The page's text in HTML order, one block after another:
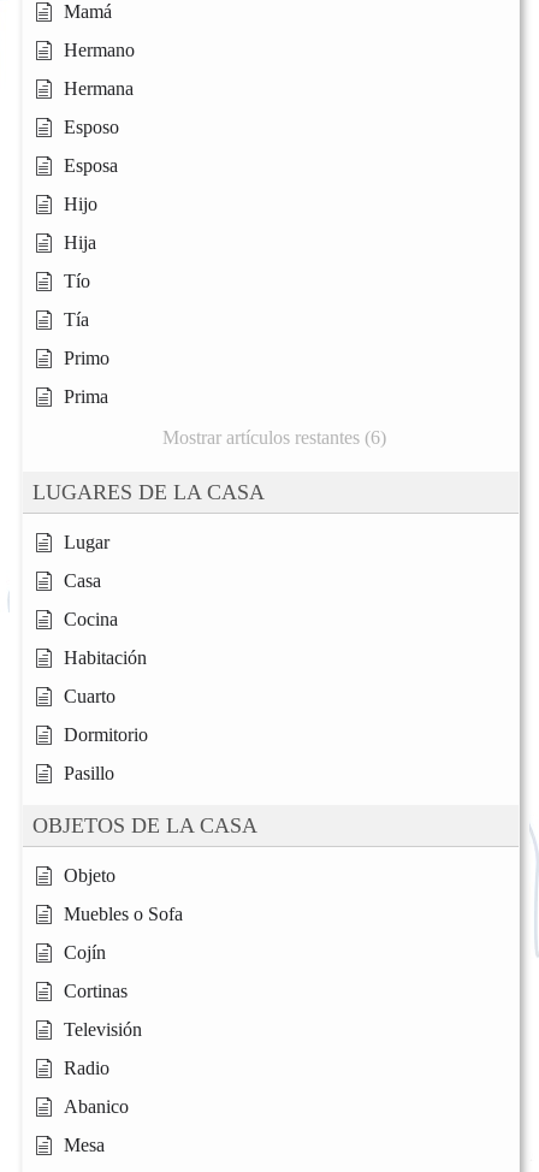
Mamá
Hermano
Hermana
Esposo
Esposa
Hijo
Hija
Tío
Tía
Primo
Prima
Mostrar artículos restantes (6)
LUGARES DE LA CASA
Lugar
Casa
Cocina
Habitación
Cuarto
Dormitorio
Pasillo
OBJETOS DE LA CASA
Objeto
Muebles o Sofa
Cojín
Cortinas
Televisión
Radio
Abanico
Mesa